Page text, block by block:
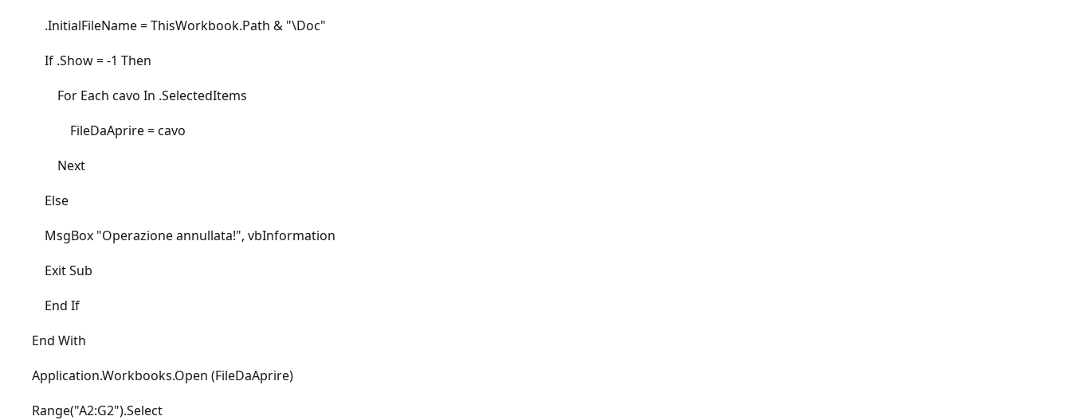
.InitialFileName = ThisWorkbook.Path & "\Doc"
If .Show = -1 Then
For Each cavo In .SelectedItems
FileDaAprire = cavo
Next
Else
MsgBox "Operazione annullata!", vbInformation
Exit Sub
End If
End With
Application.Workbooks.Open (FileDaAprire)
Range("A2:G2").Select